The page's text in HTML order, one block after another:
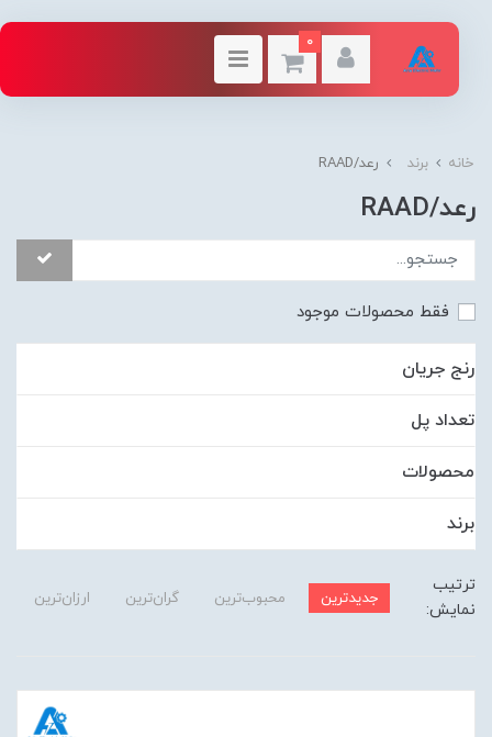
0
خانه برند رعد/RAAD
رعد/RAAD
فقط محصولات موجود
رنج جریان
تعداد پل
محصولات
برند
ترتیب
نمایش:
جدیدترین محبوب‌ترین گران‌ترین ارزان‌ترین